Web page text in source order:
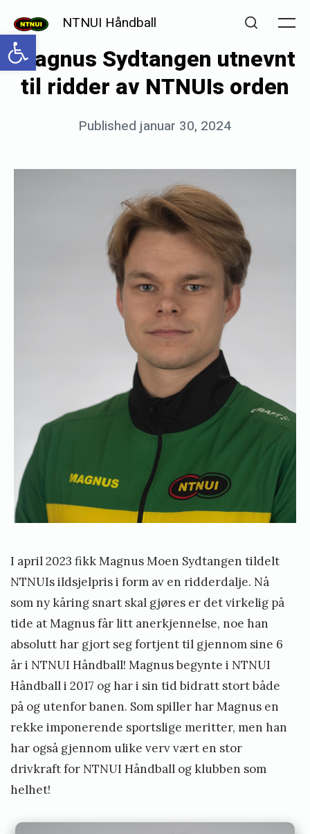
Open toolbar
content
NTNUI Håndball
Magnus Sydtangen utnevnt
til ridder av NTNUIs orden
Posted
Published januar 30, 2024
e
r
i
n
h
a
e
I april 2023 fikk Magnus Moen Sydtangen tildelt
NTNUIs ildsjelpris i form av en ridderdalje. Nå
som ny kåring snart skal gjøres er det virkelig på
tide at Magnus får litt anerkjennelse, noe han
absolutt har gjort seg fortjent til gjennom sine 6
år i NTNUI Håndball! Magnus begynte i NTNUI
Håndball i 2017 og har i sin tid bidratt stort både
på og utenfor banen. Som spiller har Magnus en
rekke imponerende sportslige meritter, men han
har også gjennom ulike verv vært en stor
drivkraft for NTNUI Håndball og klubben som
helhet!